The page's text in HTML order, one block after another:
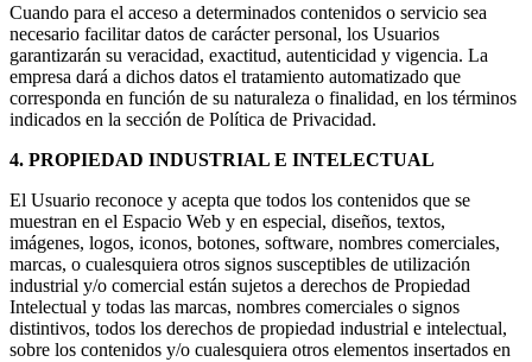
Cuando para el acceso a determinados contenidos o servicio sea
necesario facilitar datos de carácter personal, los Usuarios
garantizarán su veracidad, exactitud, autenticidad y vigencia. La
empresa dará a dichos datos el tratamiento automatizado que
corresponda en función de su naturaleza o finalidad, en los términos
indicados en la sección de Política de Privacidad.
4. PROPIEDAD INDUSTRIAL E INTELECTUAL
El Usuario reconoce y acepta que todos los contenidos que se
muestran en el Espacio Web y en especial, diseños, textos,
imágenes, logos, iconos, botones, software, nombres comerciales,
marcas, o cualesquiera otros signos susceptibles de utilización
industrial y/o comercial están sujetos a derechos de Propiedad
Intelectual y todas las marcas, nombres comerciales o signos
distintivos, todos los derechos de propiedad industrial e intelectual,
sobre los contenidos y/o cualesquiera otros elementos insertados en